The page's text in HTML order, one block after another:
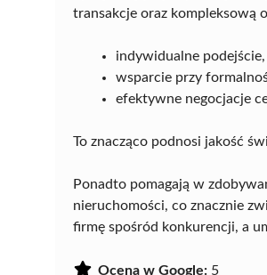
transakcje oraz kompleksową
indywidualne podejście,
wsparcie przy
efektywne negocjacje
To znacząco podnosi jakość
Ponadto pomagają w
nieruchomości, co znacznie
firmę spośród konkurencji, a
Ocena w Google: 5